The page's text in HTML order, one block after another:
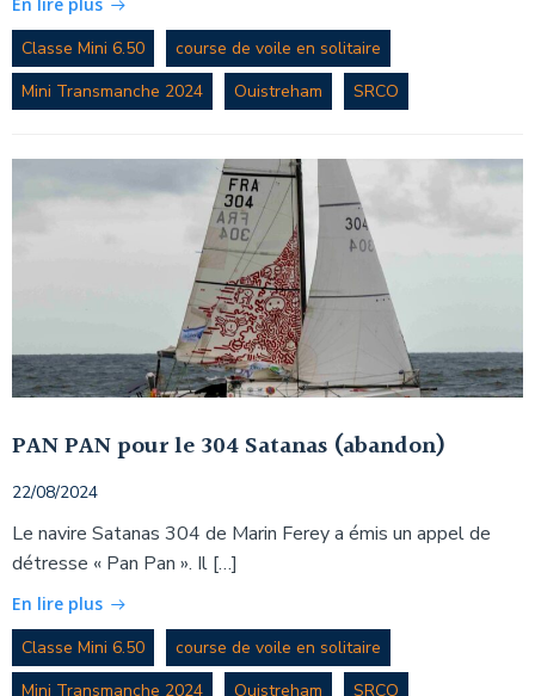
Classe Mini 6.50
course de voile en solitaire
Mini Transmanche 2024
Ouistreham SRCO
PAN PAN pour le 304 Satanas (abandon)
22/08/2024
Le navire Satanas 304 de Marin Ferey a émis un appel de
détresse « Pan Pan ». Il […]
En lire plus
Classe Mini 6.50
course de voile en solitaire
Mini Transmanche 2024
Ouistreham SRCO